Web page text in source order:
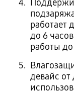
работает
до 6
работы
девайс